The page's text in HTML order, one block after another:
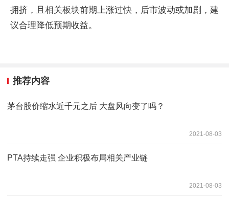
拥挤，且相关板块前期上涨过快，后市波动或加剧，建
议合理降低预期收益。
推荐内容
茅台股价缩水近千元之后 大盘风向变了吗？
2021-08-03
PTA持续走强 企业积极布局相关产业链
2021-08-03